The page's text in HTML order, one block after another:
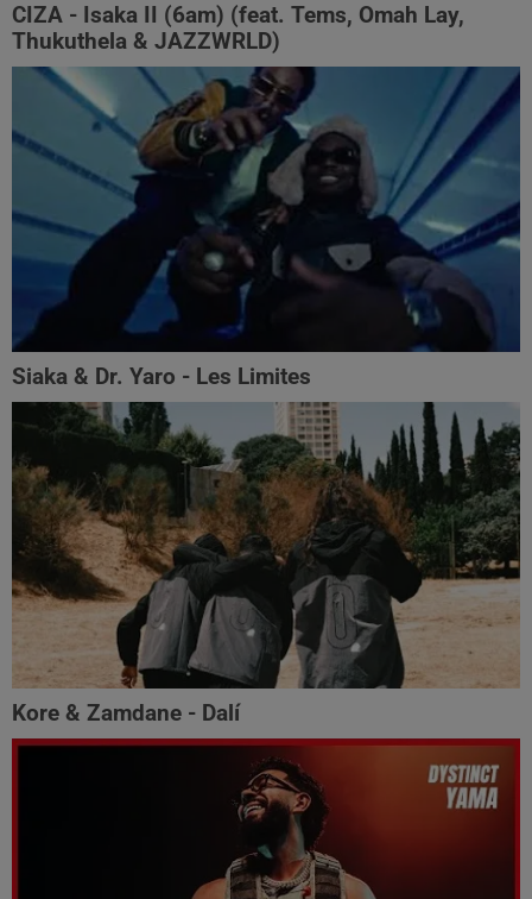
CIZA - Isaka II (6am) (feat. Tems, Omah Lay,
Thukuthela & JAZZWRLD)
Siaka & Dr. Yaro - Les Limites
Kore & Zamdane - Dalí